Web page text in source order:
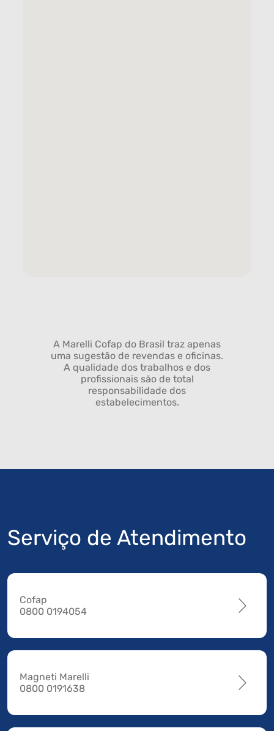
A Marelli Cofap do Brasil traz apenas
uma sugestão de revendas e oficinas.
A qualidade dos trabalhos e dos
profissionais são de total
responsabilidade dos
estabelecimentos.
Serviço de Atendimento
Cofap
0800 0194054
Magneti Marelli
0800 0191638